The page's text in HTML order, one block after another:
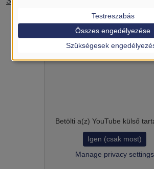
Betölti a(z) YouTube külső
Igen (csak most)
Manage privacy settings
Testreszabás
Szükségesek
Összes engedélyezése